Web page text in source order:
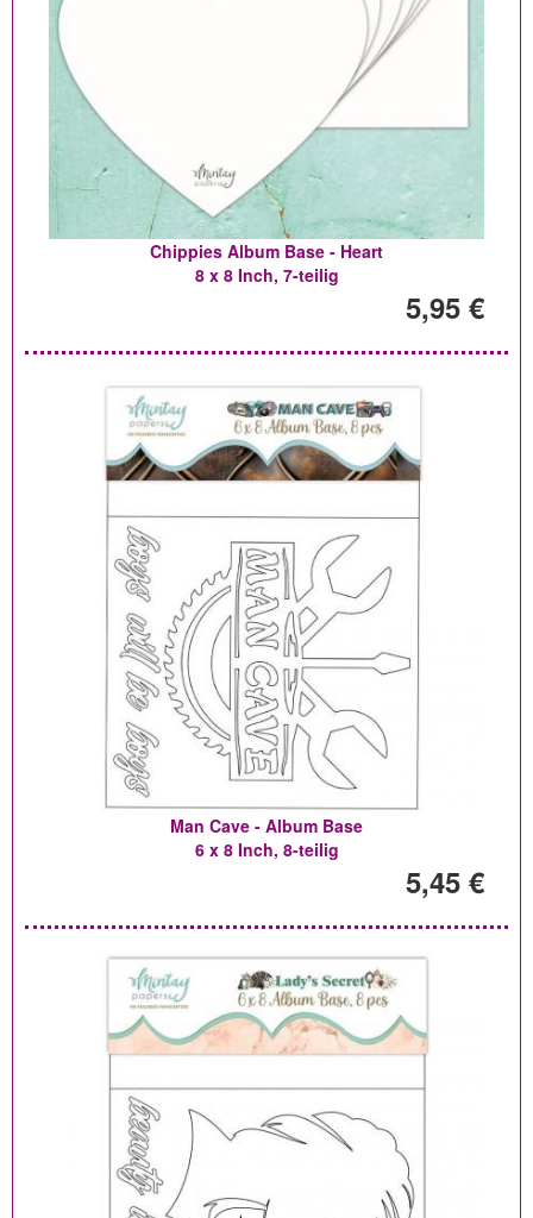
Chippies Album Base - Heart
8 x 8 Inch, 7-teilig
5,95 €
Man Cave - Album Base
6 x 8 Inch, 8-teilig
5,45 €